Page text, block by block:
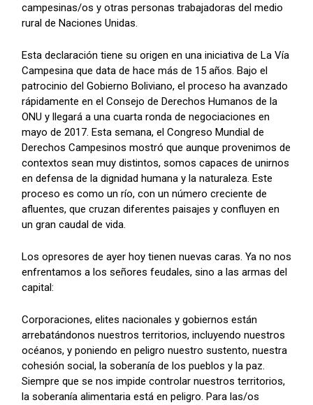
campesinas/os y otras personas trabajadoras del medio
rural de Naciones Unidas.
Esta declaración tiene su origen en una iniciativa de La Vía
Campesina que data de hace más de 15 años. Bajo el
patrocinio del Gobierno Boliviano, el proceso ha avanzado
rápidamente en el Consejo de Derechos Humanos de la
ONU y llegará a una cuarta ronda de negociaciones en
mayo de 2017. Esta semana, el Congreso Mundial de
Derechos Campesinos mostró que aunque provenimos de
contextos sean muy distintos, somos capaces de unirnos
en defensa de la dignidad humana y la naturaleza. Este
proceso es como un río, con un número creciente de
afluentes, que cruzan diferentes paisajes y confluyen en
un gran caudal de vida.
Los opresores de ayer hoy tienen nuevas caras. Ya no nos
enfrentamos a los señores feudales, sino a las armas del
capital:
Corporaciones, elites nacionales y gobiernos están
arrebatándonos nuestros territorios, incluyendo nuestros
océanos, y poniendo en peligro nuestro sustento, nuestra
cohesión social, la soberanía de los pueblos y la paz.
Siempre que se nos impide controlar nuestros territorios,
la soberanía alimentaria está en peligro. Para las/os